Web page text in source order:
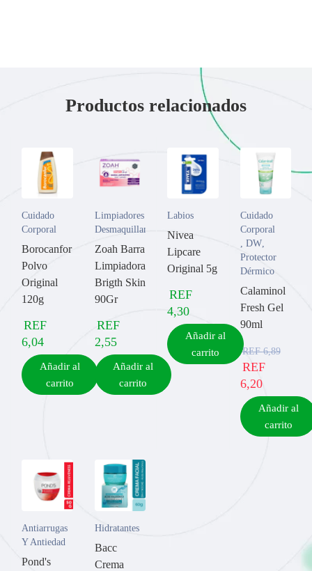
Productos relacionados
Cuidado
Corporal
Borocanfor
Polvo
Original
120g
REF
6,04
Añadir al
carrito
Limpiadores y
Desmaquillantes
Zoah Barra
Limpiadora
Brigth Skin
90Gr
REF
2,55
Añadir al
carrito
Labios
Nivea
Lipcare
Original 5g
REF
4,30
Añadir al
carrito
Cuidado
Corporal
, DW,
Protector
Dérmico
Calaminol
Fresh Gel
90ml
REF6,89
REF
6,20
Añadir al
carrito
Antiarrugas
Y Antiedad
Pond's
Hidratantes
Bacc
Crema